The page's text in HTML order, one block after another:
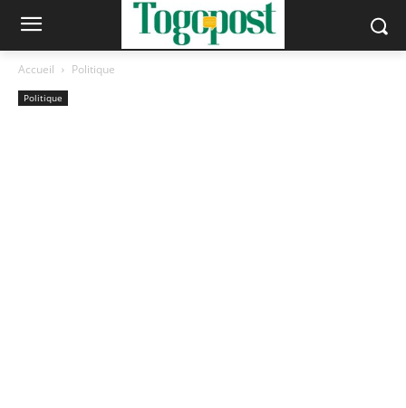
Accueil Politique
Politique